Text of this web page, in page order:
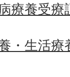
療養受療
・生活